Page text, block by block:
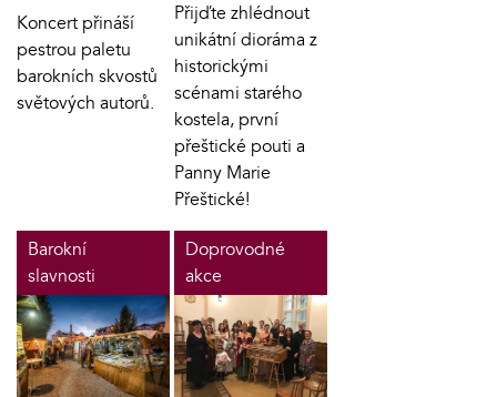
Koncert přináší
pestrou paletu
barokních skvostů
světových autorů.
Přijďte zhlédnout
unikátní dioráma z
historickými
scénami starého
kostela, první
přeštické pouti a
Panny Marie
Přeštické!
Barokní
slavnosti
Doprovodné
akce